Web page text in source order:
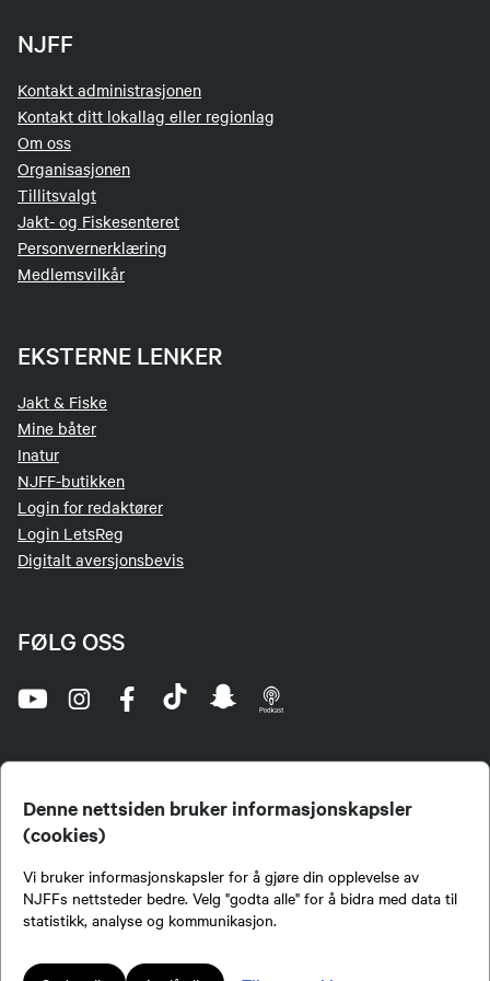
Denne nettsiden bruker informasjonskapsler
(cookies)
Vi bruker informasjonskapsler for å gjøre din opplevelse av
NJFFs nettsteder bedre. Velg "godta alle" for å bidra med data til
statistikk, analyse og kommunikasjon.
NJFF
Kontakt administrasjonen
Kontakt ditt lokallag eller regionlag
Om oss
Organisasjonen
Tillitsvalgt
Jakt- og Fiskesenteret
Personvernerklæring
Medlemsvilkår
EKSTERNE LENKER
Jakt & Fiske
Mine båter
Inatur
NJFF-butikken
Login for redaktører
Login LetsReg
Digitalt aversjonsbevis
FØLG OSS
jegere og sportsfiskere og et av de viktigste miljøene for formidling av kunnskap om jakt og
fiske i Norge. Vi er en partipolitisk nøytral organisasjon, men har et sterkt jakt-, fiske-, og
naturpolitisk engasjement i mange saker.
Lokalforeninger tilsluttet Norges Jeger- og Fiskerforbund har ansvar for innhold de